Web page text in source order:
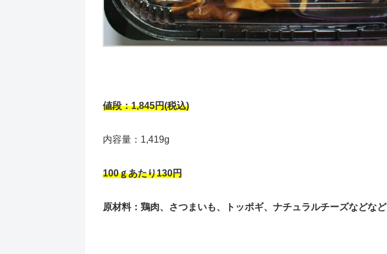
値段：1,845円(税込)
内容量：1,419g
100ｇあたり130円
原材料：鶏肉、さつまいも、トッポギ、ナチュラルチーズなどなど